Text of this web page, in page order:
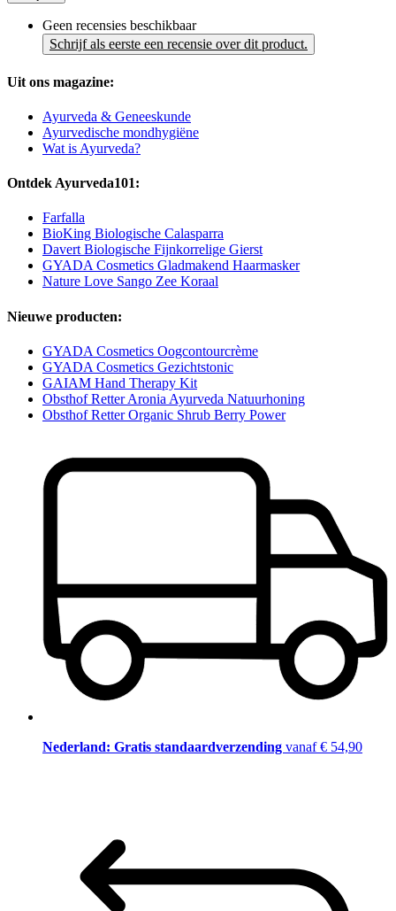
Geen recensies beschikbaar
Schrijf als eerste een recensie over dit product.
Uit ons magazine:
Ayurveda & Geneeskunde
Ayurvedische mondhygiëne
Wat is Ayurveda?
Ontdek Ayurveda101:
Farfalla
BioKing Biologische Calasparra
Davert Biologische Fijnkorrelige Gierst
GYADA Cosmetics Gladmakend Haarmasker
Nature Love Sango Zee Koraal
Nieuwe producten:
GYADA Cosmetics Oogcontourcrème
GYADA Cosmetics Gezichtstonic
GAIAM Hand Therapy Kit
Obsthof Retter Aronia Ayurveda Natuurhoning
Obsthof Retter Organic Shrub Berry Power
Nederland: Gratis standaardverzending vanaf € 54,90